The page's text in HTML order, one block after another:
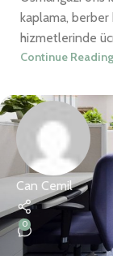
kaplama,
hizmetlerinde
Continue Reading
Can Cemil
0